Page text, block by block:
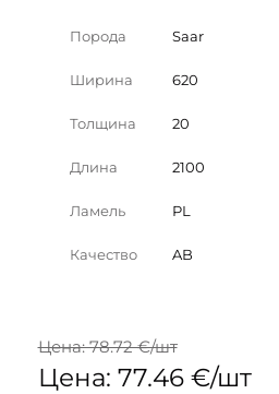
Порода Saar
Ширина 620
Толщина 20
Длина 2100
Ламель PL
Качество AB
Цена: 78.72 €/шт
Цена: 77.46 €/шт